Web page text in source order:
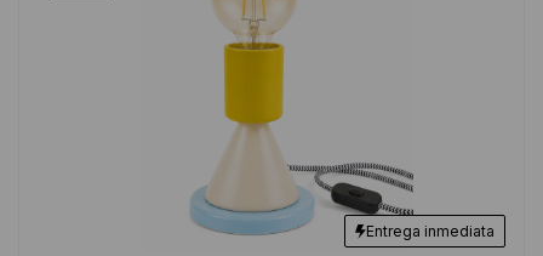
Entrega inmediata